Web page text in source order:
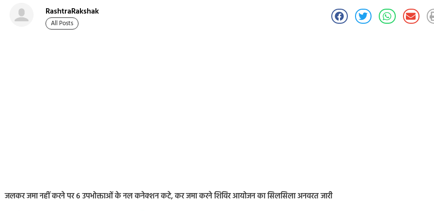
RashtraRakshak
All Posts
जलकर जमा नहीं करने पर 6 उपभोक्ताओं के नल कनेक्शन कटे, कर जमा करने शिविर आयोजन का सिलसिला अनवरत जारी